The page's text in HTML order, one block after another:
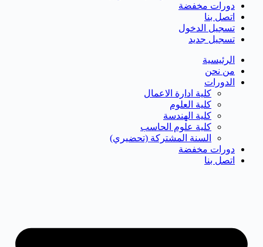
دورات مخفضة
اتصل بنا
تسجيل الدخول
تسجيل جديد
الرئيسية
من نحن
الدورات
كلية ادارة الاعمال
كلية العلوم
كلية الهندسة
كلية علوم الحاسب
السنة المشتركة (تحضيري)
دورات مخفضة
اتصل بنا